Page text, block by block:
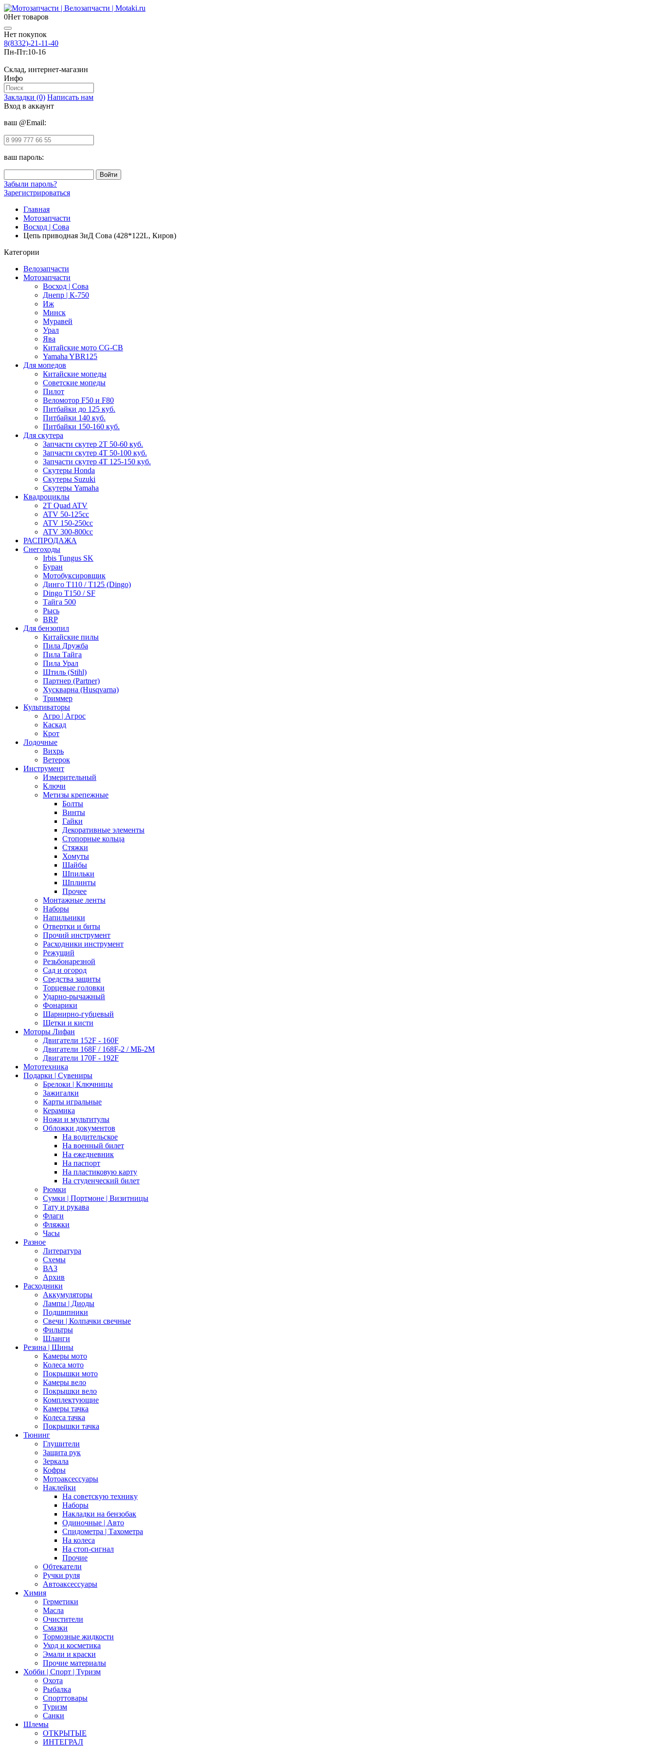
0Нет товаров
Нет покупок
8(8332)-21-11-40
Пн-Пт:10-16
Склад, интернет-магазин
Инфо
Закладки (0) Написать нам
Вход в аккаунт
ваш @Email:
ваш пароль:
Забыли пароль?
Зарегистрироваться
Главная
Мотозапчасти
Восход | Сова
Цепь приводная ЗиД Сова (428*122L, Киров)
Категории
Велозапчасти
Мотозапчасти
Восход | Сова
Днепр | К-750
Иж
Минск
Муравей
Урал
Ява
Китайские мото CG-CB
Yamaha YBR125
Для мопедов
Китайские мопеды
Советские мопеды
Пилот
Веломотор F50 и F80
Питбайки до 125 куб.
Питбайки 140 куб.
Питбайки 150-160 куб.
Для скутера
Запчасти скутер 2Т 50-60 куб.
Запчасти скутер 4Т 50-100 куб.
Запчасти скутер 4Т 125-150 куб.
Скутеры Honda
Скутеры Suzuki
Скутеры Yamaha
Квадроциклы
2T Quad ATV
ATV 50-125cc
ATV 150-250cc
ATV 300-800cc
РАСПРОДАЖА
Снегоходы
Irbis Tungus SK
Буран
Мотобуксировщик
Динго T110 / T125 (Dingo)
Dingo T150 / SF
Тайга 500
Рысь
BRP
Для бензопил
Китайские пилы
Пила Дружба
Пила Тайга
Пила Урал
Штиль (Stihl)
Партнер (Partner)
Хускварна (Husqvarna)
Триммер
Культиваторы
Агро | Агрос
Каскад
Крот
Лодочные
Вихрь
Ветерок
Инструмент
Измерительный
Ключи
Метизы крепежные
Болты
Винты
Гайки
Декоративные элементы
Стопорные кольца
Стяжки
Хомуты
Шайбы
Шпильки
Шплинты
Прочее
Монтажные ленты
Наборы
Напильники
Отвертки и биты
Прочий инструмент
Расходники инструмент
Режущий
Резьбонарезной
Сад и огород
Средства защиты
Торцевые головки
Ударно-рычажный
Фонарики
Шарнирно-губцевый
Щетки и кисти
Моторы Лифан
Двигатели 152F - 160F
Двигатели 168F / 168F-2 / МБ-2М
Двигатели 170F - 192F
Мототехника
Подарки | Сувениры
Брелоки | Ключницы
Зажигалки
Карты игральные
Керамика
Ножи и мультитулы
Обложки документов
На водительское
На военный билет
На ежедневник
На паспорт
На пластиковую карту
На студенческий билет
Рюмки
Сумки | Портмоне | Визитницы
Тату и рукава
Флаги
Фляжки
Часы
Разное
Литература
Схемы
ВАЗ
Архив
Расходники
Аккумуляторы
Лампы | Диоды
Подшипники
Свечи | Колпачки свечные
Фильтры
Шланги
Резина | Шины
Камеры мото
Колеса мото
Покрышки мото
Камеры вело
Покрышки вело
Комплектующие
Камеры тачка
Колеса тачка
Покрышки тачка
Тюнинг
Глушители
Защита рук
Зеркала
Кофры
Мотоаксессуары
Наклейки
На советскую технику
Наборы
Накладки на бензобак
Одиночные | Авто
Спидометра | Тахометра
На колеса
На стоп-сигнал
Прочие
Обтекатели
Ручки руля
Автоаксессуары
Химия
Герметики
Масла
Очистители
Смазки
Тормозные жидкости
Уход и косметика
Эмали и краски
Прочие материалы
Хобби | Cпорт | Туризм
Охота
Рыбалка
Спорттовары
Туризм
Санки
Шлемы
ОТКРЫТЫЕ
ИНТЕГРАЛ